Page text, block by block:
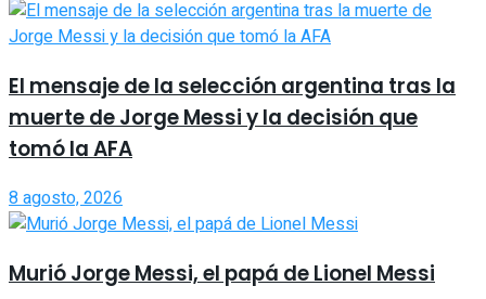
El mensaje de la selección argentina tras la
muerte de Jorge Messi y la decisión que
tomó la AFA
8 agosto, 2026
Murió Jorge Messi, el papá de Lionel Messi